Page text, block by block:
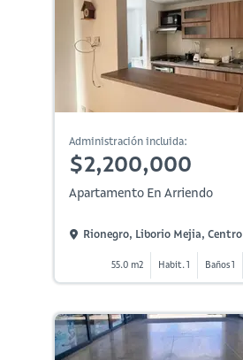
Administración incluida:
$2,200,000
Apartamento En Arriendo
Rionegro, Liborio Mejia, Centro
55.0 m2 Habit. 1 Baños 1